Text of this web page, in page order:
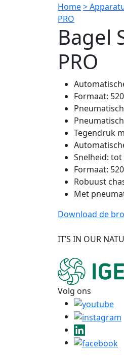
Home>
PRO
Bagel
PRO
Formaat:
Tegendruk
Snelheid:
Formaat:
Robuust
Met
Download de
IT’S IN OUR
Volg ons